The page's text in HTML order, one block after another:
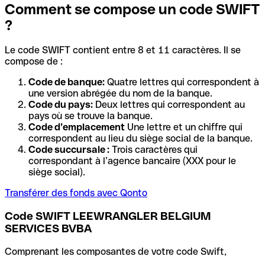
Comment se compose un code SWIFT
?
Le code SWIFT contient entre 8 et 11 caractères. Il se
compose de :
Code de banque: Quatre lettres qui correspondent à
une version abrégée du nom de la banque.
Code du pays: Deux lettres qui correspondent au
pays où se trouve la banque.
Code d’emplacement Une lettre et un chiffre qui
correspondent au lieu du siège social de la banque.
Code succursale : Trois caractères qui
correspondant à l’agence bancaire (XXX pour le
siège social).
Transférer des fonds avec Qonto
Code SWIFT LEEWRANGLER BELGIUM
SERVICES BVBA
Comprenant les composantes de votre code Swift,